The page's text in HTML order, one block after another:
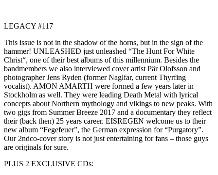
LEGACY #117
This issue is not in the shadow of the horns, but in the sign of the
hammer! UNLEASHED just unleashed “The Hunt For White
Christ“, one of their best albums of this millennium. Besides the
bandmembers we also interviewed cover artist Pär Olofsson and
photographer Jens Ryden (former Naglfar, current Thyrfing
vocalist). AMON AMARTH were formed a few years later in
Stockholm as well. They were leading Death Metal with lyrical
concepts about Northern mythology and vikings to new peaks. With
two gigs from Summer Breeze 2017 and a documentary they reflect
their (back then) 25 years career. EISREGEN welcome us to their
new album “Fegefeuer”, the German expression for “Purgatory”.
Our 2ndco-cover story is not just entertaining for fans – those guys
are originals for sure.
PLUS 2 EXCLUSIVE CDs: